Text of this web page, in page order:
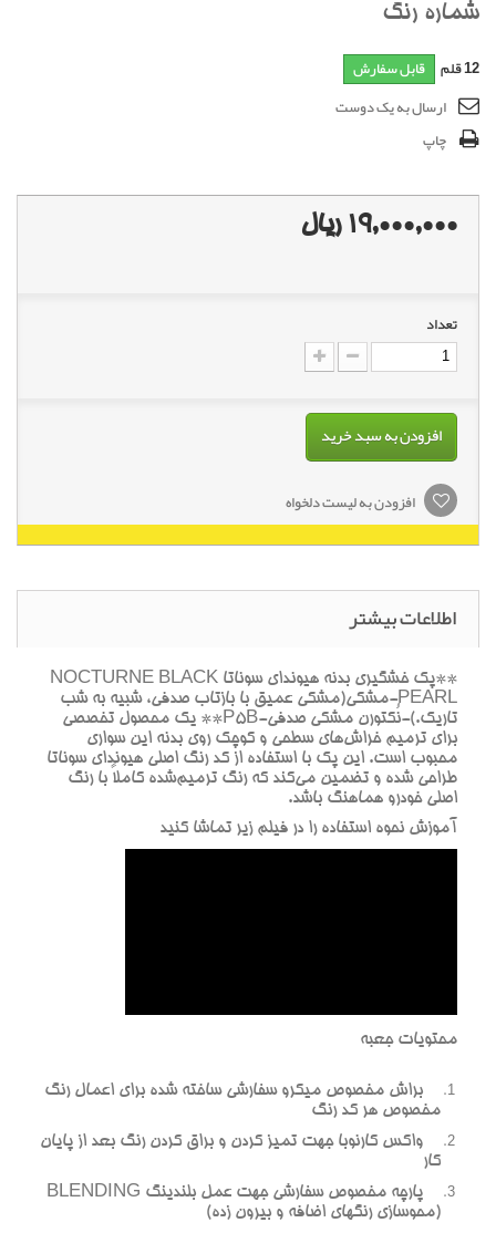
شماره رنگ
12قلم قابل سفارش
ارسال به یک دوست
چاپ
19,000,000 ریال
تعداد
افزودن به سبد خرید
افزودن به لیست دلخواه
اطلاعات بیشتر
**پک خشگيري بدنه هيونداي سوناتا NOCTURNE BLACK
PEARL-مشکي(مشکي عميق با بازتاب صدفي، شبيه به شب
تاريک.)-نُکتورن مشکي صدفي-P5B** يک محصول تخصصي
براي ترميم خراش‌هاي سطحي و کوچک روي بدنه اين سواري
محبوب است. اين پک با استفاده از کد رنگ اصلي هيونداي سوناتا
طراحي شده و تضمين مي‌کند که رنگ ترميم‌شده کاملاً با رنگ
اصلي خودرو هماهنگ باشد.
آموزش نحوه استفاده را در فيلم زير تماشا کنيد
محتويات جعبه
براش مخصوص ميکرو سفارشي ساخته شده براي اعمال رنگ
مخصوص هر کد رنگ
واکس کارنوبا جهت تميز کردن و براق کردن رنگ بعد از پايان
کار
پارچه مخصوص سفارشي جهت عمل بلندينگ BLENDING
(محوسازي رنگهاي اضافه و بيرون زده)